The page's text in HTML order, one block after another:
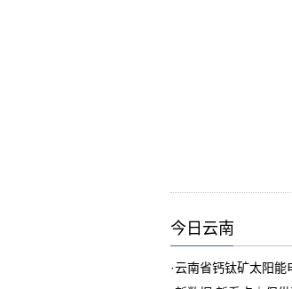
今日云南
·云南省钙钛矿太阳能